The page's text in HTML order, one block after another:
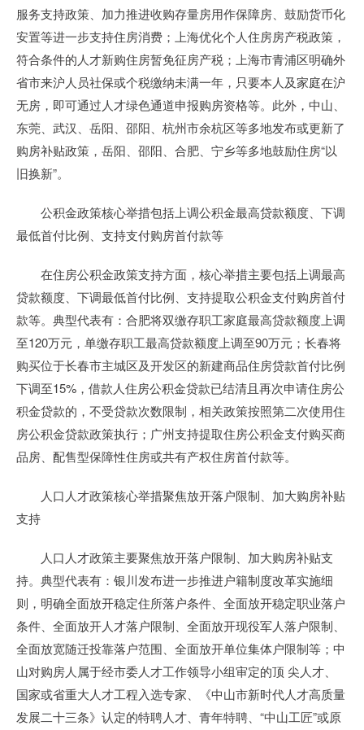
服务支持政策、加力推进收购存量房用作保障房、鼓励货币化
安置等进一步支持住房消费；上海优化个人住房房产税政策，
符合条件的人才新购住房暂免征房产税；上海市青浦区明确外
省市来沪人员社保或个税缴纳未满一年，只要本人及家庭在沪
无房，即可通过人才绿色通道申报购房资格等。此外，中山、
东莞、武汉、岳阳、邵阳、杭州市余杭区等多地发布或更新了
购房补贴政策，岳阳、邵阳、合肥、宁乡等多地鼓励住房“以
旧换新”。
公积金政策核心举措包括上调公积金最高贷款额度、下调
最低首付比例、支持支付购房首付款等
在住房公积金政策支持方面，核心举措主要包括上调最高
贷款额度、下调最低首付比例、支持提取公积金支付购房首付
款等。典型代表有：合肥将双缴存职工家庭最高贷款额度上调
至120万元，单缴存职工最高贷款额度上调至90万元；长春将
购买位于长春市主城区及开发区的新建商品住房贷款首付比例
下调至15%，借款人住房公积金贷款已结清且再次申请住房公
积金贷款的，不受贷款次数限制，相关政策按照第二次使用住
房公积金贷款政策执行；广州支持提取住房公积金支付购买商
品房、配售型保障性住房或共有产权住房首付款等。
人口人才政策核心举措聚焦放开落户限制、加大购房补贴
支持
人口人才政策主要聚焦放开落户限制、加大购房补贴支
持。典型代表有：银川发布进一步推进户籍制度改革实施细
则，明确全面放开稳定住所落户条件、全面放开稳定职业落户
条件、全面放开人才落户限制、全面放开现役军人落户限制、
全面放宽随迁投靠落户范围、全面放开单位集体户限制等；中
山对购房人属于经市委人才工作领导小组审定的顶 尖人才、
国家或省重大人才工程入选专家、《中山市新时代人才高质量
发展二十三条》认定的特聘人才、青年特聘、“中山工匠”或原